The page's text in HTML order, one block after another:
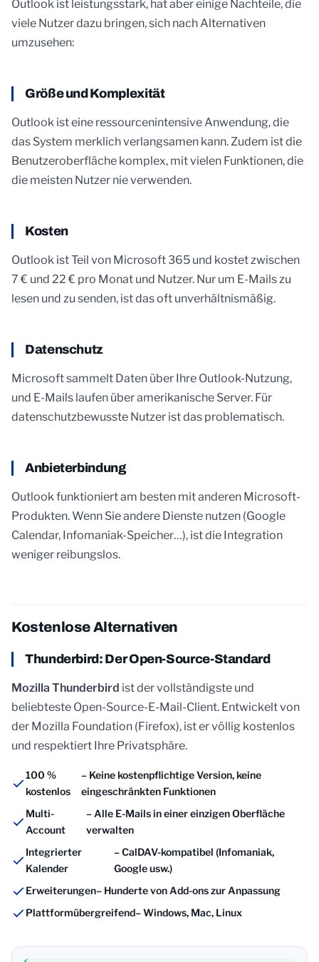
Outlook ist leistungsstark, hat aber einige Nachteile, die
viele Nutzer dazu bringen, sich nach Alternativen
umzusehen:
Größe und Komplexität
Outlook ist eine ressourcenintensive Anwendung, die
das System merklich verlangsamen kann. Zudem ist die
Benutzeroberfläche komplex, mit vielen Funktionen, die
die meisten Nutzer nie verwenden.
Kosten
Outlook ist Teil von Microsoft 365 und kostet zwischen
7 € und 22 € pro Monat und Nutzer. Nur um E-Mails zu
lesen und zu senden, ist das oft unverhältnismäßig.
Datenschutz
Microsoft sammelt Daten über Ihre Outlook-Nutzung,
und E-Mails laufen über amerikanische Server. Für
datenschutzbewusste Nutzer ist das problematisch.
Anbieterbindung
Outlook funktioniert am besten mit anderen Microsoft-
Produkten. Wenn Sie andere Dienste nutzen (Google
Calendar, Infomaniak-Speicher…), ist die Integration
weniger reibungslos.
Kostenlose Alternativen
Thunderbird: Der Open-Source-Standard
Mozilla Thunderbird ist der vollständigste und
beliebteste Open-Source-E-Mail-Client. Entwickelt von
der Mozilla Foundation (Firefox), ist er völlig kostenlos
und respektiert Ihre Privatsphäre.
100 %
kostenlos
– Keine kostenpflichtige Version, keine
eingeschränkten Funktionen
Multi-
Account
– Alle E-Mails in einer einzigen Oberfläche
verwalten
Integrierter
Kalender
– CalDAV-kompatibel (Infomaniak,
Google usw.)
Erweiterungen– Hunderte von Add-ons zur Anpassung
Plattformübergreifend– Windows, Mac, Linux